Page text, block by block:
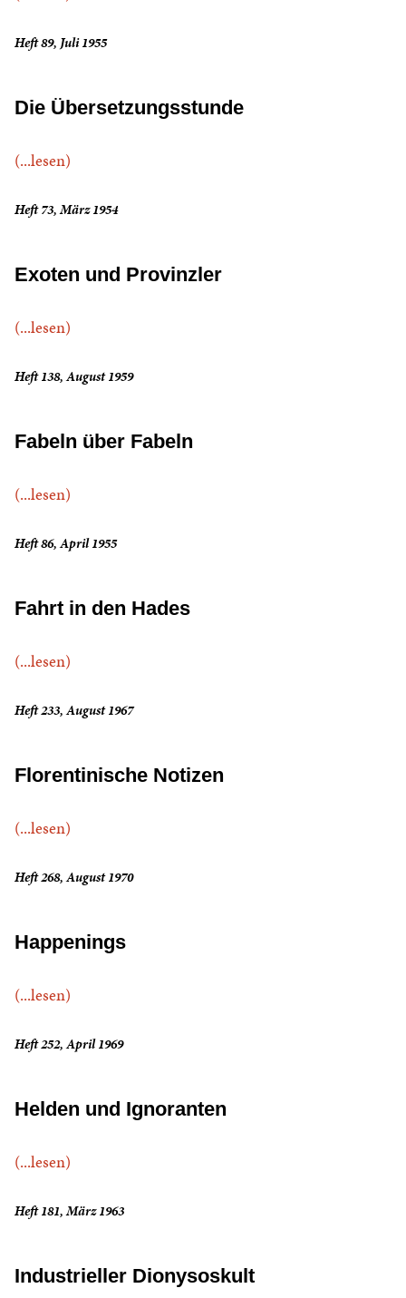
Heft 89, Juli 1955
Die Übersetzungsstunde
(...lesen)
Heft 73, März 1954
Exoten und Provinzler
(...lesen)
Heft 138, August 1959
Fabeln über Fabeln
(...lesen)
Heft 86, April 1955
Fahrt in den Hades
(...lesen)
Heft 233, August 1967
Florentinische Notizen
(...lesen)
Heft 268, August 1970
Happenings
(...lesen)
Heft 252, April 1969
Helden und Ignoranten
(...lesen)
Heft 181, März 1963
Industrieller Dionysoskult